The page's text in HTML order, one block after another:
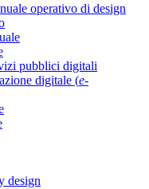
operativo di design
pubblici digitali
digitale (e-
design